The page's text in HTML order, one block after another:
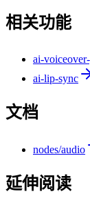
相关功能
ai-
ai-lip-sync
文档
nodes/audio
延伸阅读